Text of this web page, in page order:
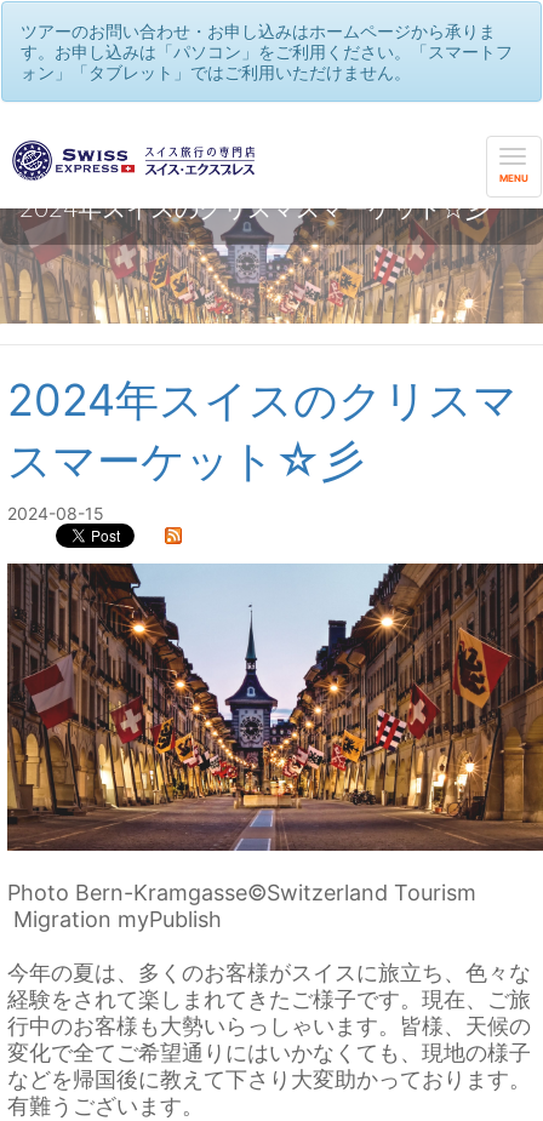
ツアーのお問い合わせ・お申し込みはホームページから承りま
す。お申し込みは「パソコン」をご利用ください。「スマートフ
ォン」「タブレット」ではご利用いただけません。
MENU
2024年スイスのクリスマスマーケット☆彡
2024年スイスのクリスマ
スマーケット☆彡
2024-08-15
Photo Bern-Kramgasse©Switzerland Tourism
Migration myPublish
今年の夏は、多くのお客様がスイスに旅立ち、色々な
経験をされて楽しまれてきたご様子です。現在、ご旅
行中のお客様も大勢いらっしゃいます。皆様、天候の
変化で全てご希望通りにはいかなくても、現地の様子
などを帰国後に教えて下さり大変助かっております。
有難うございます。